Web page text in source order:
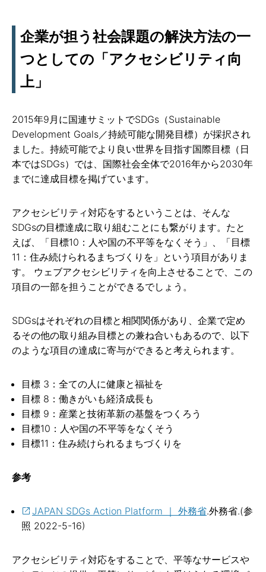
企業が担う社会課題の解決方法の一
つとしての「アクセシビリティ向
上」
2015年9月に国連サミットでSDGs（Sustainable
Development Goals／持続可能な開発目標）が採択され
ました。持続可能でより良い世界を目指す国際目標（日
本ではSDGs）では、国際社会全体で2016年から2030年
までに達成目標を掲げています。
アクセシビリティ対応をするということは、そんな
SDGsの目標達成に取り組むことにも繋がります。たと
えば、「目標10：人や国の不平等をなくそう」、「目標
11：住み続けられるまちづくりを」という項目がありま
す。 ウェブアクセシビリティを向上させることで、この
項目の一部を担うことができるでしょう。
SDGsはそれぞれの目標と相関関係があり、企業で定め
るその他の取り組み目標との兼ね合いもあるので、以下
のような項目の達成に寄与ができると考えられます。
目標 3：全ての人に健康と福祉を
目標 8：働きがいも経済成長も
目標 9：産業と技術革新の基盤をつくろう
目標10：人や国の不平等をなくそう
目標11：住み続けられるまちづくりを
参考
JAPAN SDGs Action Platform ｜ 外務省.外務省.(参
照 2022-5-16)
アクセシビリティ対応をすることで、平等なサービスや